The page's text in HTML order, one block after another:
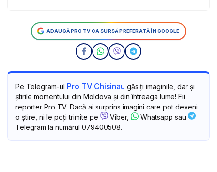
ADAUGĂ PRO TV CA SURSĂ PREFERATĂ ÎN GOOGLE
Pe Telegram-ul Pro TV Chisinau găsiți imaginile, dar și
știrile momentului din Moldova și din întreaga lume! Fii
reporter Pro TV. Dacă ai surprins imagini care pot deveni
o știre, ni le poți trimite pe
Viber,
Whatsapp sau
Telegram la numărul 079400508.